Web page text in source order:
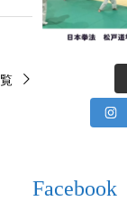
Facebook